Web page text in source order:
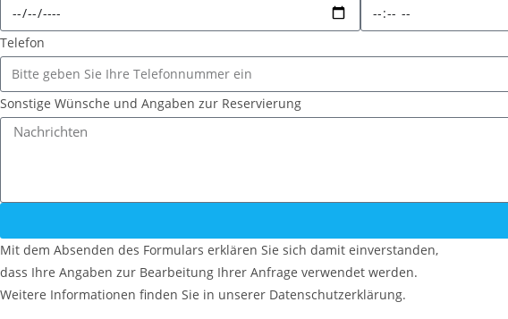
Telefon
Sonstige Wünsche und Angaben zur Reservierung
Mit dem Absenden des Formulars erklären Sie sich damit einverstanden,
dass Ihre Angaben zur Bearbeitung Ihrer Anfrage verwendet werden.
Weitere Informationen finden Sie in unserer Datenschutzerklärung.